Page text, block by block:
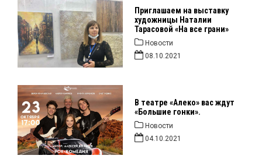
Приглашаем на выставку
художницы Наталии
Тарасовой «На все грани»
Новости
08.10.2021
В театре «Алеко» вас ждут
«Большие гонки».
Новости
04.10.2021